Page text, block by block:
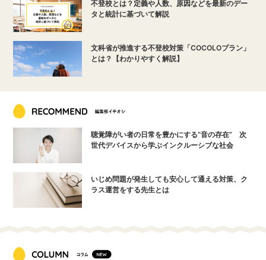
不登校とは？定義や人数、原因などを最新のデー
タと統計に基づいて解説
文科省が推進する不登校対策「COCOLOプラン」
とは？【わかりやすく解説】
聴覚障がい者の日常を豊かにする“音の存在” 次
世代デバイスから学ぶインクルーシブな社会
いじめ問題が発生しても安心して通える対策、ク
ラス運営をする先生とは